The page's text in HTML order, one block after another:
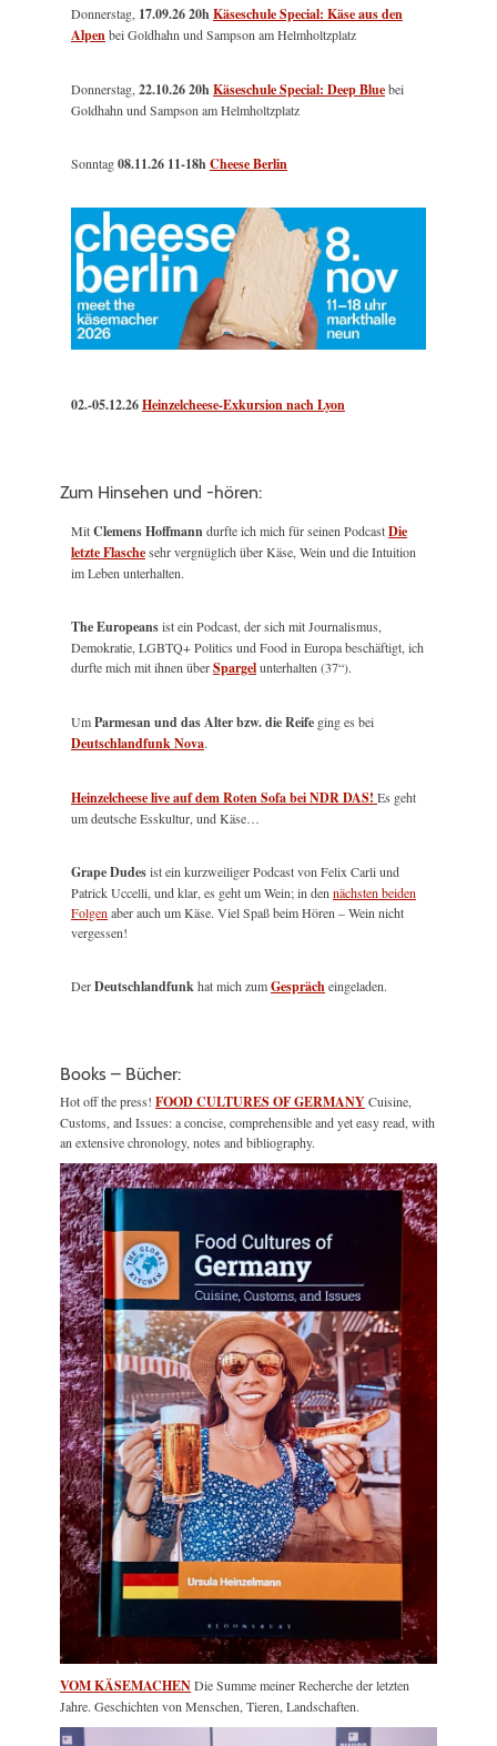
Donnerstag, 17.09.26 20hKäseschule Special: Käse aus den
Alpenbei Goldhahn und Sampson am Helmholtzplatz
Donnerstag,22.10.26 20hKäseschule Special: Deep Bluebei
Goldhahn und Sampson am Helmholtzplatz
Sonntag08.11.26 11-18hCheese Berlin
02.-05.12.26Heinzelcheese-Exkursion nach Lyon
Zum Hinsehen und -hören:
MitClemens Hoffmanndurfte ich mich für seinen PodcastDie
letzte Flaschesehr vergnüglich über Käse, Wein und die Intuition
im Leben unterhalten.
The Europeansist ein Podcast, der sich mit Journalismus,
Demokratie, LGBTQ+ Politics und Food in Europa beschäftigt, ich
durfte mich mit ihnen überSpargelunterhalten (37“).
UmParmesan und das Alter bzw. die Reife ging es bei
Deutschlandfunk Nova.
Heinzelcheese live auf dem Roten Sofa bei NDR DAS! Es geht
um deutsche Esskultur, und Käse…
Grape Dudesist ein kurzweiliger Podcast von Felix Carli und
Patrick Uccelli, und klar, es geht um Wein; in den nächsten beiden
Folgen aber auch um Käse. Viel Spaß beim Hören – Wein nicht
vergessen!
DerDeutschlandfunkhat mich zumGesprächeingeladen.
Books – Bücher:
Hot off the press! FOOD CULTURES OF GERMANYCuisine,
Customs, and Issues: a concise, comprehensible and yet easy read, with
an extensive chronology, notes and bibliography.
VOM KÄSEMACHENDie Summe meiner Recherche der letzten
Jahre. Geschichten von Menschen, Tieren, Landschaften.